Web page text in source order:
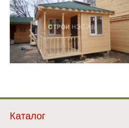
Блок-
Дачные
Каталог